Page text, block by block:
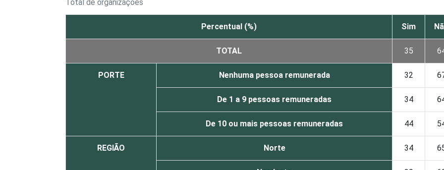
Total de organizações
Percentual (%) Sim
TOTAL 35
PORTE Nenhuma pessoa remunerada 32
De 1 a 9 pessoas remuneradas 34
De 10 ou mais pessoas remuneradas 44
REGIÃO Norte 34